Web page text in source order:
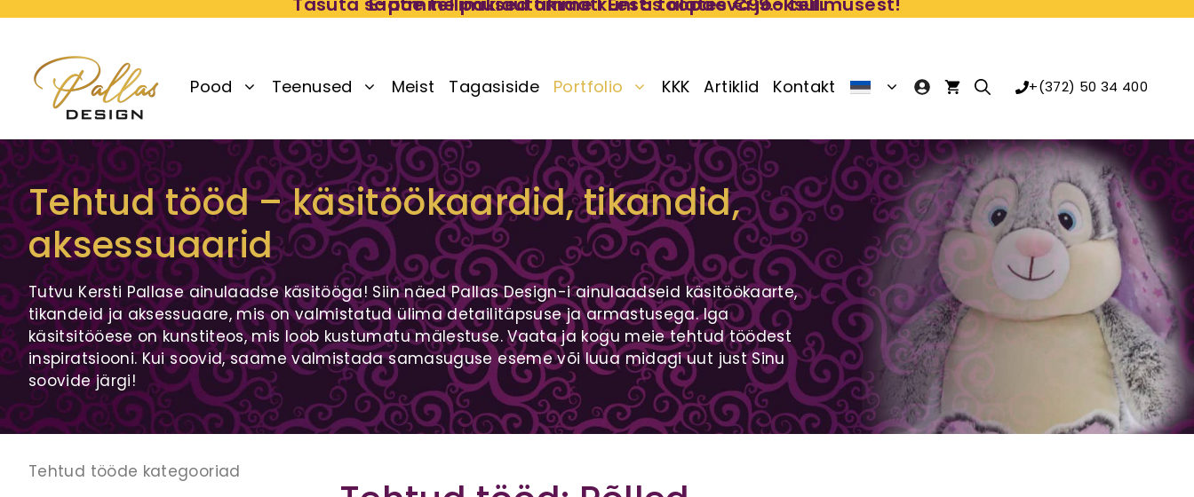
to
Pood Teenused Meist Tagasiside Portfolio KKK Artiklid Kontakt +(372) 50 34 400
Tehtud tööd – käsitöökaardid, tikandid,
aksessuaarid
Tutvu Kersti Pallase ainulaadse käsitööga! Siin näed Pallas Design-i ainulaadseid käsitöökaarte,
tikandeid ja aksessuaare, mis on valmistatud ülima detailitäpsuse ja armastusega. Iga
käsitsitööese on kunstiteos, mis loob kustumatu mälestuse. Vaata ja kogu meie tehtud töödest
inspiratsiooni. Kui soovid, saame valmistada samasuguse eseme või luua midagi uut just Sinu
soovide järgi!
Tehtud tööde kategooriad